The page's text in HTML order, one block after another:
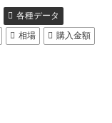
各種データ
相場 購入金額